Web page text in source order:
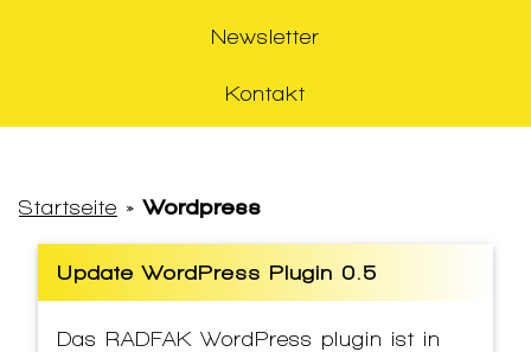
Newsletter
Kontakt
Startseite »Wordpress
Update WordPress Plugin 0.5
Das RADFAK WordPress plugin ist in